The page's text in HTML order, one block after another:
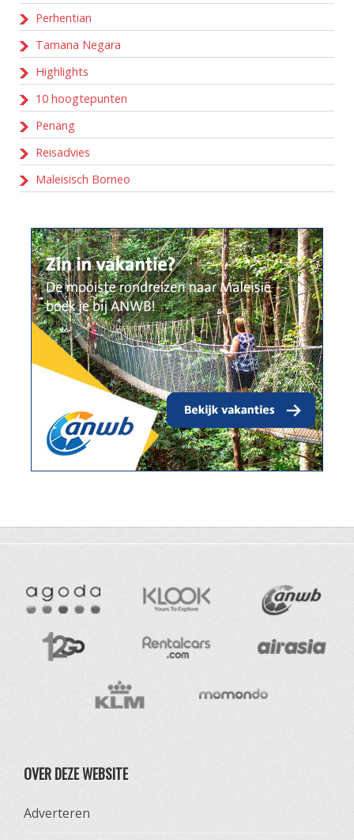
Perhentian
Tamana Negara
Highlights
10 hoogtepunten
Penang
Reisadvies
Maleisisch Borneo
OVER DEZE WEBSITE
Adverteren